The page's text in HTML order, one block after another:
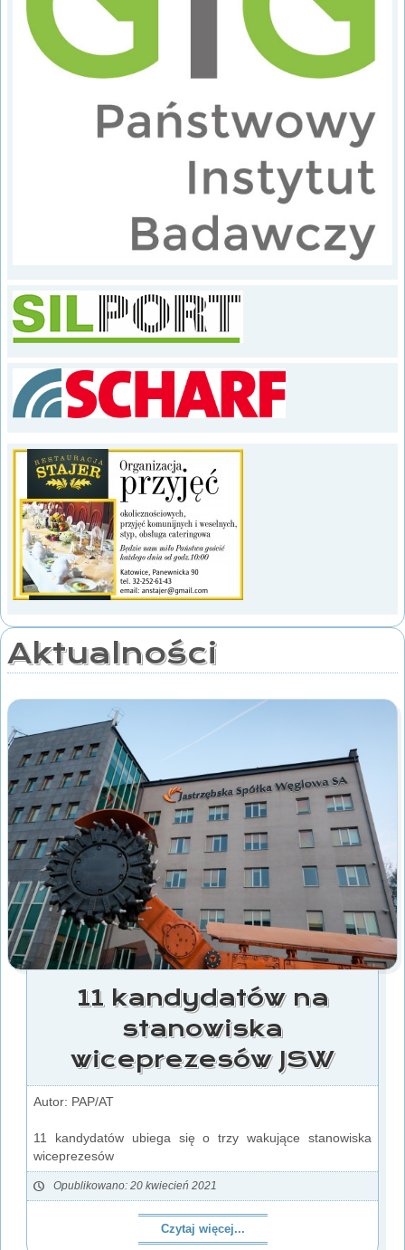
Aktualności
11 kandydatów na
stanowiska
wiceprezesów JSW
Autor: PAP/AT
11 kandydatów ubiega się o trzy wakujące stanowiska
wiceprezesów
Opublikowano: 20 kwiecień 2021
Czytaj więcej...